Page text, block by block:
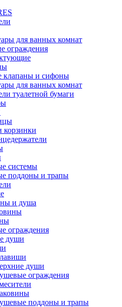
для ванных комнат
ограждения
клапаны и сифоны
для ванных комнат
туалетной бумаги
корзинки
системы
поддоны и трапы
и душа
ограждения
души
души
ограждения
поддоны и трапы